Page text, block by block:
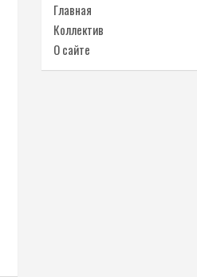
Главная
Коллектив
О сайте